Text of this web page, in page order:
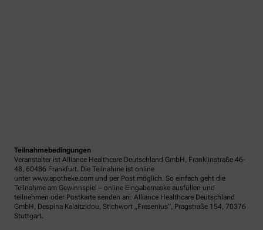
Teilnahmebedingungen
Veranstalter ist Alliance Healthcare Deutschland GmbH, Franklinstraße 46-
48, 60486 Frankfurt. Die Teilnahme ist online
unter www.apotheke.com und per Post möglich. So einfach geht die
Teilnahme am Gewinnspiel – online Eingabemaske ausfüllen und
teilnehmen oder Postkarte senden an: Alliance Healthcare Deutschland
GmbH, Despina Kalaitzidou, Stichwort „Fresenius“, Pragstraße 154, 70376
Stuttgart.